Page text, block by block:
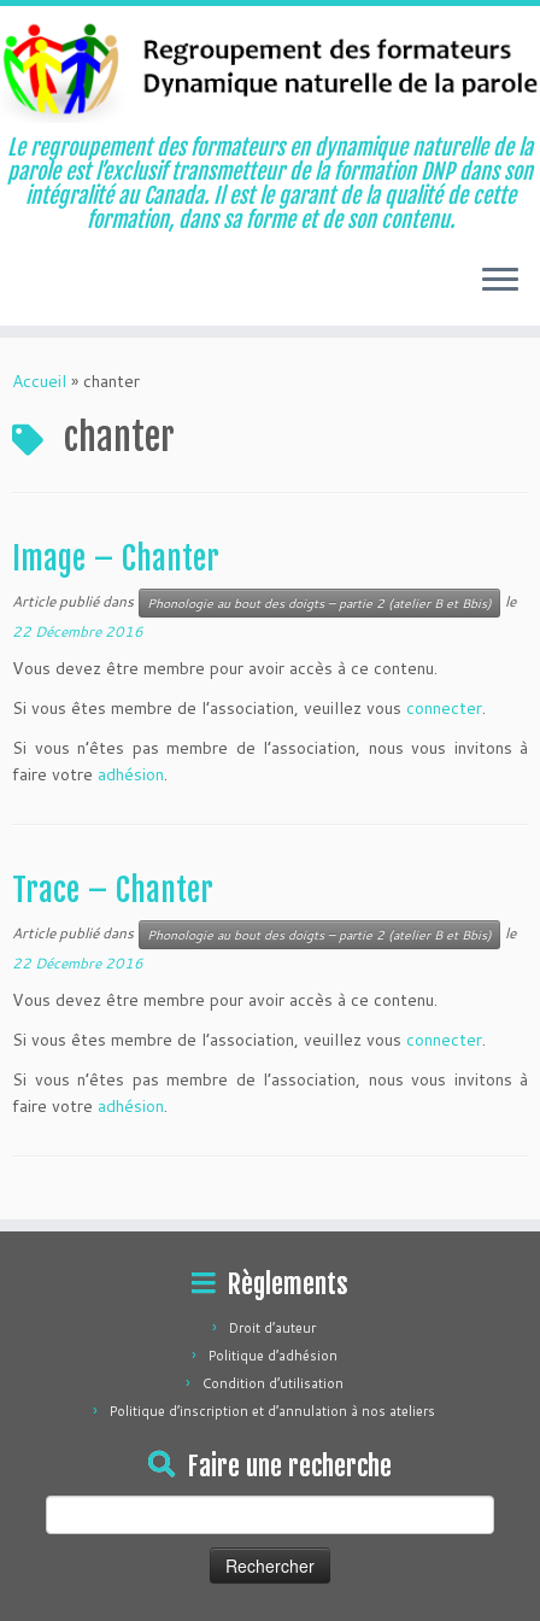
au
Le regroupement des formateurs en dynamique naturelle de la
parole est l’exclusif transmetteur de la formation DNP dans son
intégralité au Canada. Il est le garant de la qualité de cette
formation, dans sa forme et de son contenu.
Accueil » chanter
chanter
Image – Chanter
Article publié dans Phonologie au bout des doigts – partie 2 (atelier B et Bbis)
le
22 Décembre 2016
Vous devez être membre pour avoir accès à ce contenu.
Si vous êtes membre de l’association, veuillez vous connecter.
Si vous n’êtes pas membre de l’association, nous vous invitons à
faire votre adhésion.
Trace – Chanter
Article publié dans Phonologie au bout des doigts – partie 2 (atelier B et Bbis)
le
22 Décembre 2016
Vous devez être membre pour avoir accès à ce contenu.
Si vous êtes membre de l’association, veuillez vous connecter.
Si vous n’êtes pas membre de l’association, nous vous invitons à
faire votre adhésion.
Règlements
Droit d’auteur
Politique d’adhésion
Condition d’utilisation
Politique d’inscription et d’annulation à nos ateliers
Faire une recherche
Rechercher :